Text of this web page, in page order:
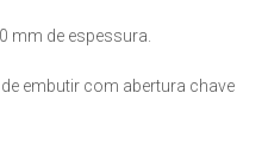
mm de espessura.
embutir com abertura chave